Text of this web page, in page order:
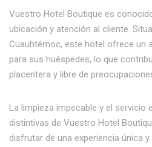
Vuestro Hotel Boutique es
ubicación y atención al cliente.
Cuauhtémoc, este hotel ofrece un
para sus huéspedes, lo que
placentera y libre de
La limpieza impecable y el servicio
distintivas de Vuestro Hotel
disfrutar de una experiencia única